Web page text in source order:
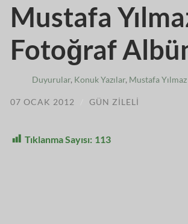
Mustafa
Fotoğraf
Duyurular, Konuk Yazılar, Mustafa Yılmaz
07 OCAK 2012 GÜN ZILELI
Tıklanma Sayısı: 113